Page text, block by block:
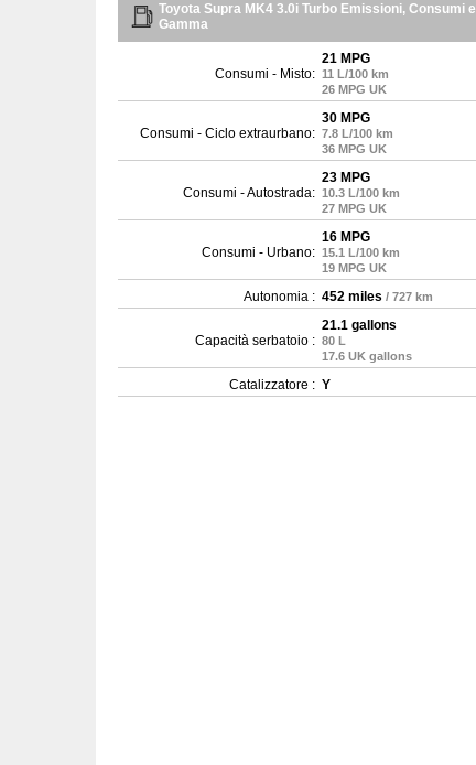
Toyota Supra MK4 3.0i Turbo Emissioni, Consumi e
Gamma
Consumi - Misto:
21 MPG
11 L/100 km
26 MPG UK
Consumi - Ciclo extraurbano:
30 MPG
7.8 L/100 km
36 MPG UK
Consumi - Autostrada:
23 MPG
10.3 L/100 km
27 MPG UK
Consumi - Urbano:
16 MPG
15.1 L/100 km
19 MPG UK
Autonomia : 452 miles / 727 km
Capacità serbatoio :
21.1 gallons
80 L
17.6 UK gallons
Catalizzatore : Y